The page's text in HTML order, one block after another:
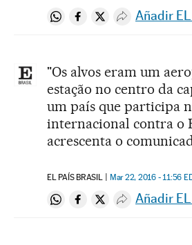
Compartir en Whatsapp
Compartir en
Compartir en
Desplegar
Añadir
"Os alvos eram um
estação no centro da
um país que participa
internacional contra o
acrescenta o
EL PAÍS BRASIL Mar 22, 2016 - 11:56
Compartir en Whatsapp
Compartir en
Compartir en
Desplegar
Añadir